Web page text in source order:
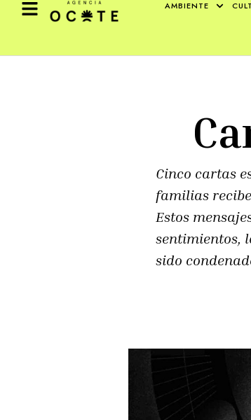
AMBIENTE
Cinco cartas
familias
Estos
sentimientos,
sido